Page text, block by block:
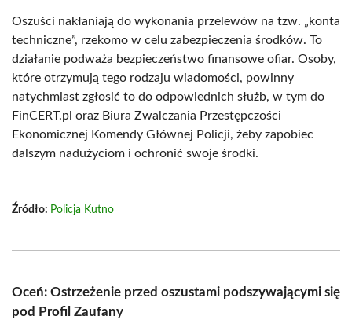
Oszuści nakłaniają do wykonania przelewów na tzw. „konta
techniczne”, rzekomo w celu zabezpieczenia środków. To
działanie podważa bezpieczeństwo finansowe ofiar. Osoby,
które otrzymują tego rodzaju wiadomości, powinny
natychmiast zgłosić to do odpowiednich służb, w tym do
FinCERT.pl oraz Biura Zwalczania Przestępczości
Ekonomicznej Komendy Głównej Policji, żeby zapobiec
dalszym nadużyciom i ochronić swoje środki.
Źródło: Policja Kutno
Oceń: Ostrzeżenie przed oszustami podszywającymi się
pod Profil Zaufany